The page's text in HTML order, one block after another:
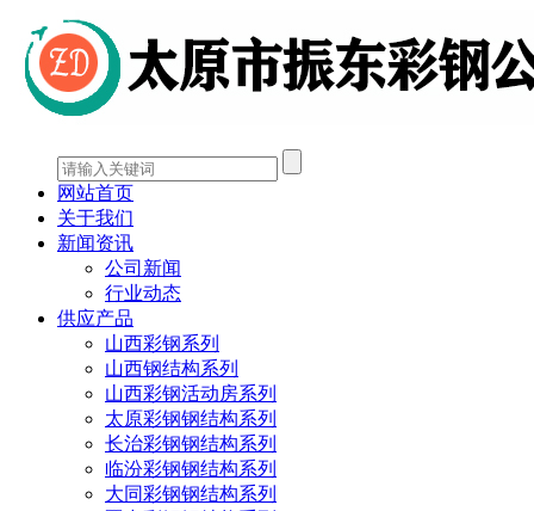
网站首页
关于我们
新闻资讯
公司新闻
行业动态
供应产品
山西彩钢系列
山西钢结构系列
山西彩钢活动房系列
太原彩钢钢结构系列
长治彩钢钢结构系列
临汾彩钢钢结构系列
大同彩钢钢结构系列